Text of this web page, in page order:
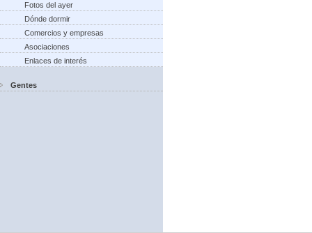
Fotos del ayer
Dónde dormir
Comercios y empresas
Asociaciones
Enlaces de interés
Gentes